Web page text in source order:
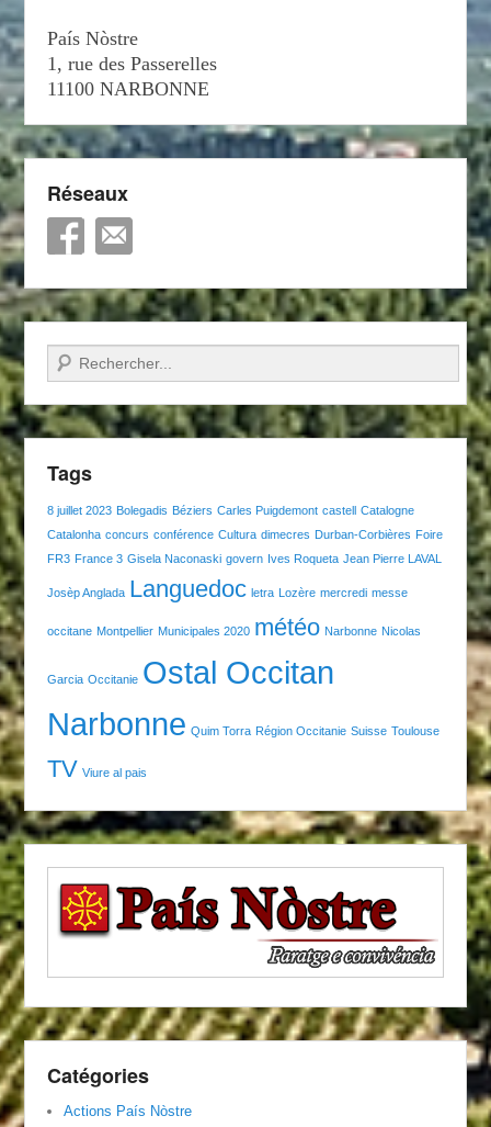
País Nòstre
1, rue des Passerelles
11100 NARBONNE
Réseaux
Recherche
Tags
8 juillet 2023 Bolegadis Béziers Carles Puigdemont castell Catalogne
Catalonha concurs conférence Cultura dimecres Durban-Corbières Foire
FR3 France 3 Gisela Naconaski govern Ives Roqueta Jean Pierre LAVAL
Josèp Anglada Languedoc letra Lozère mercredi messe
occitane Montpellier Municipales 2020 météo Narbonne Nicolas
Garcia Occitanie Ostal Occitan
Narbonne Quim Torra Région Occitanie Suisse Toulouse
TV Viure al pais
Catégories
Actions País Nòstre